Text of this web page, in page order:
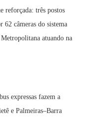
reforçada: três postos
62 câmeras do sistema
atuando na
expressas fazem a
e Palmeiras–Barra